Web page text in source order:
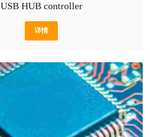
USB HUB controller
详情